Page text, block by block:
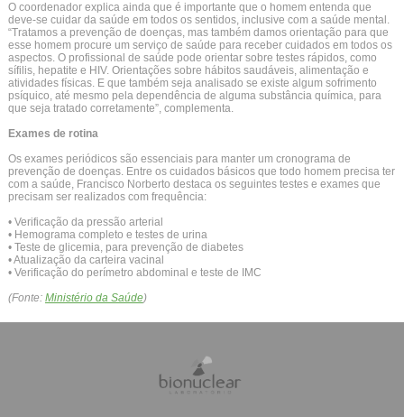
O coordenador explica ainda que é importante que o homem entenda que
deve-se cuidar da saúde em todos os sentidos, inclusive com a saúde mental.
“Tratamos a prevenção de doenças, mas também damos orientação para que
esse homem procure um serviço de saúde para receber cuidados em todos os
aspectos. O profissional de saúde pode orientar sobre testes rápidos, como
sífilis, hepatite e HIV. Orientações sobre hábitos saudáveis, alimentação e
atividades físicas. E que também seja analisado se existe algum sofrimento
psíquico, até mesmo pela dependência de alguma substância química, para
que seja tratado corretamente”, complementa.
Exames de rotina
Os exames periódicos são essenciais para manter um cronograma de
prevenção de doenças. Entre os cuidados básicos que todo homem precisa ter
com a saúde, Francisco Norberto destaca os seguintes testes e exames que
precisam ser realizados com frequência:
• Verificação da pressão arterial
• Hemograma completo e testes de urina
• Teste de glicemia, para prevenção de diabetes
• Atualização da carteira vacinal
• Verificação do perímetro abdominal e teste de IMC
(Fonte: Ministério da Saúde)